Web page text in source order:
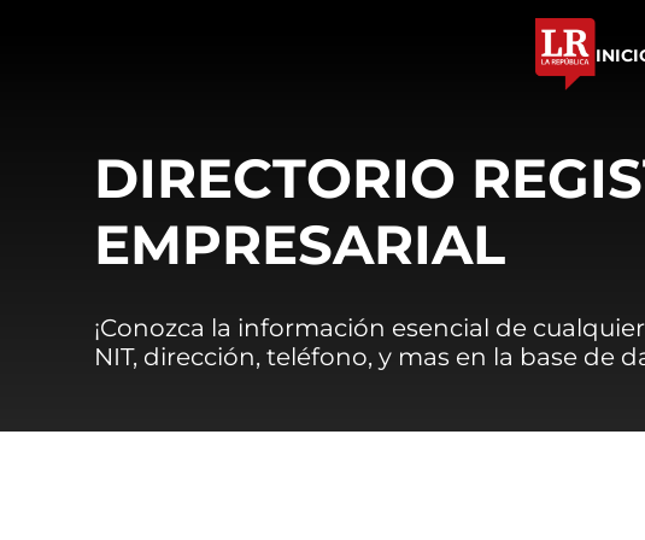
DIRECTORIO
EMPRESARIAL
¡Conozca la información esencial de
NIT, dirección, teléfono, y mas en la base de